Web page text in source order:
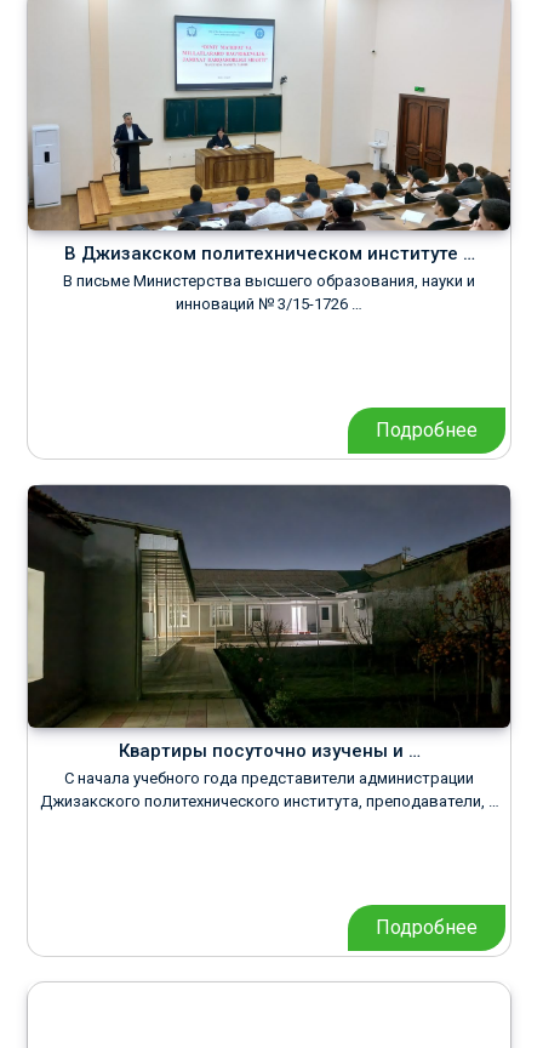
В Джизакском политехническом институте …
В письме Министерства высшего образования, науки и
инноваций № 3/15-1726 …
Подробнее
Квартиры посуточно изучены и …
С начала учебного года представители администрации
Джизакского политехнического института, преподаватели, …
Подробнее